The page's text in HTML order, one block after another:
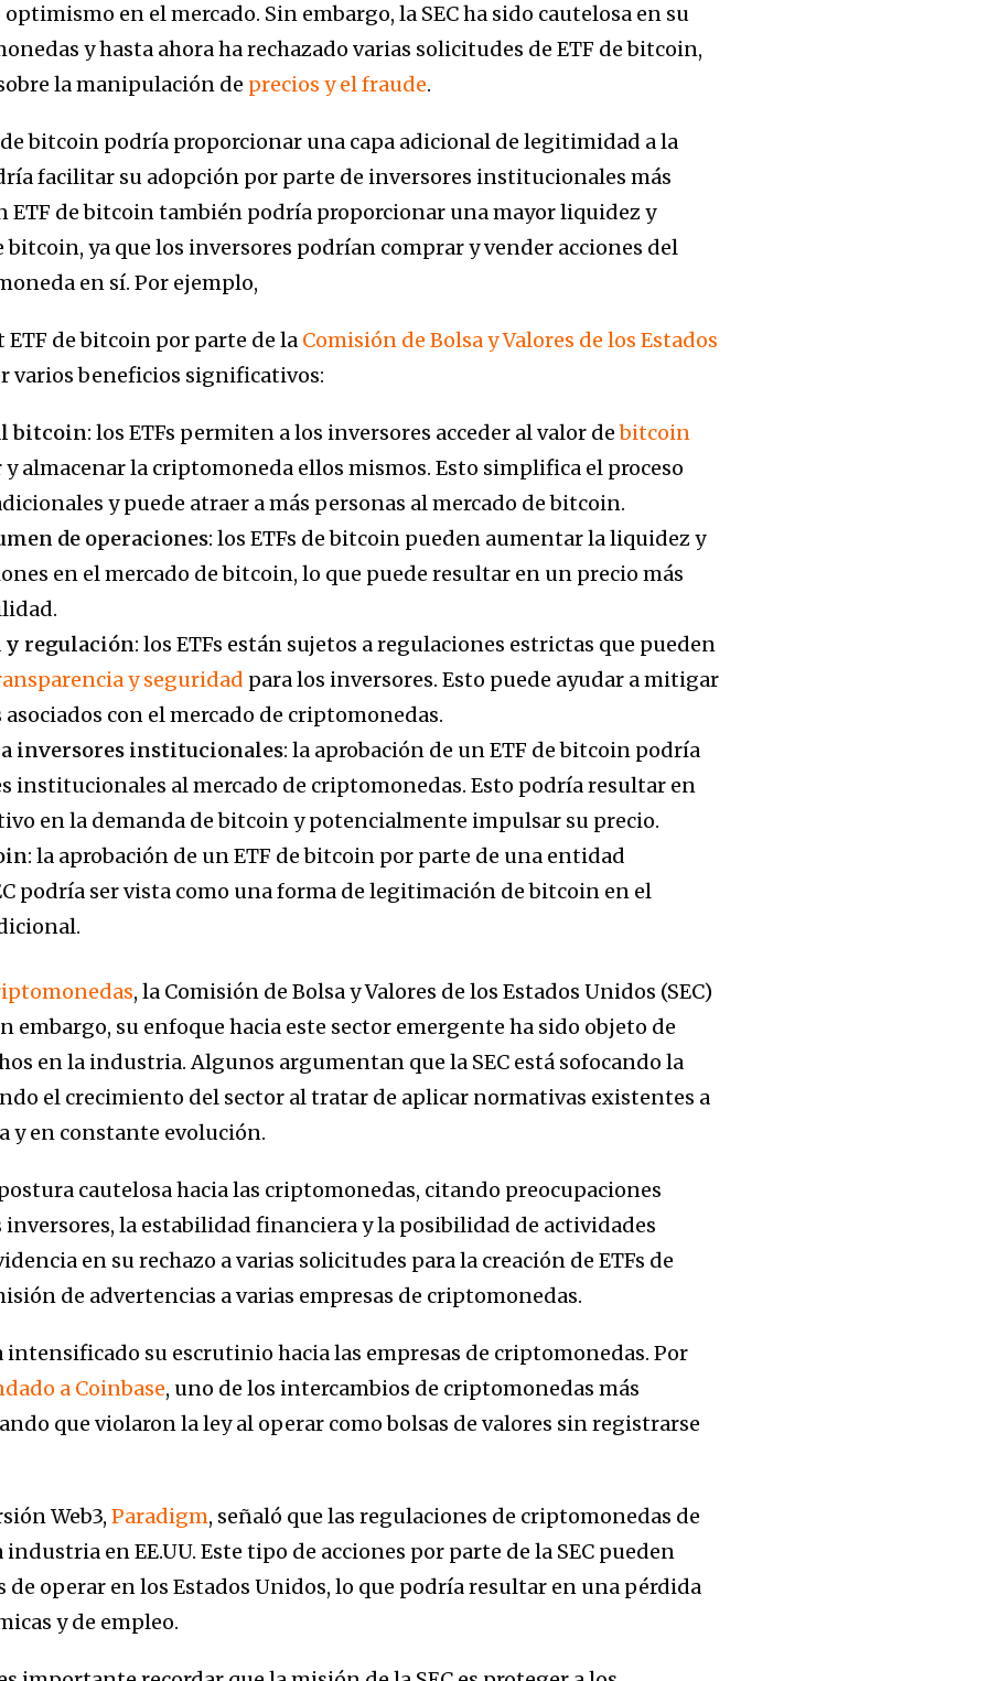
en el mercado. Sin embargo, la SEC ha sido cautelosa en su
y hasta ahora ha rechazado varias solicitudes de ETF de bitcoin,
la manipulación de precios y el fraude.
bitcoin podría proporcionar una capa adicional de legitimidad a la
facilitar su adopción por parte de inversores institucionales más
ETF de bitcoin también podría proporcionar una mayor liquidez y
bitcoin, ya que los inversores podrían comprar y vender acciones del
en sí. Por ejemplo,
ETF de bitcoin por parte de la Comisión de Bolsa y Valores de los Estados
varios beneficios significativos:
bitcoin: los ETFs permiten a los inversores acceder al valor debitcoin
almacenar la criptomoneda ellos mismos. Esto simplifica el proceso
y puede atraer a más personas al mercado de bitcoin.
de operaciones: los ETFs de bitcoin pueden aumentar la liquidez y
en el mercado de bitcoin, lo que puede resultar en un precio más
regulación: los ETFs están sujetos a regulaciones estrictas que pueden
y seguridad para los inversores. Esto puede ayudar a mitigar
con el mercado de criptomonedas.
inversores institucionales: la aprobación de un ETF de bitcoin podría
institucionales al mercado de criptomonedas. Esto podría resultar en
en la demanda de bitcoin y potencialmente impulsar su precio.
: la aprobación de un ETF de bitcoin por parte de una entidad
podría ser vista como una forma de legitimación de bitcoin en el
, la Comisión de Bolsa y Valores de los Estados Unidos (SEC)
embargo, su enfoque hacia este sector emergente ha sido objeto de
en la industria. Algunos argumentan que la SEC está sofocando la
el crecimiento del sector al tratar de aplicar normativas existentes a
y en constante evolución.
cautelosa hacia las criptomonedas, citando preocupaciones
inversores, la estabilidad financiera y la posibilidad de actividades
en su rechazo a varias solicitudes para la creación de ETFs de
de advertencias a varias empresas de criptomonedas.
intensificado su escrutinio hacia las empresas de criptomonedas. Por
a Coinbase, uno de los intercambios de criptomonedas más
que violaron la ley al operar como bolsas de valores sin registrarse
Web3,Paradigm, señaló que las regulaciones de criptomonedas de
industria en EE.UU. Este tipo de acciones por parte de la SEC pueden
de operar en los Estados Unidos, lo que podría resultar en una pérdida
y de empleo.